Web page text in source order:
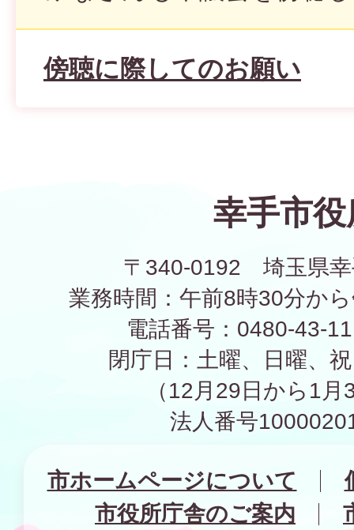
傍聴に際してのお願い
幸手市役
〒340-0192 埼玉県幸
業務時間：午前8時30分か
電話番号：0480-43-
閉庁日：土曜、日曜、
（12月29日から1
法人番号
市ホームページについて
市役所庁舎のご案内